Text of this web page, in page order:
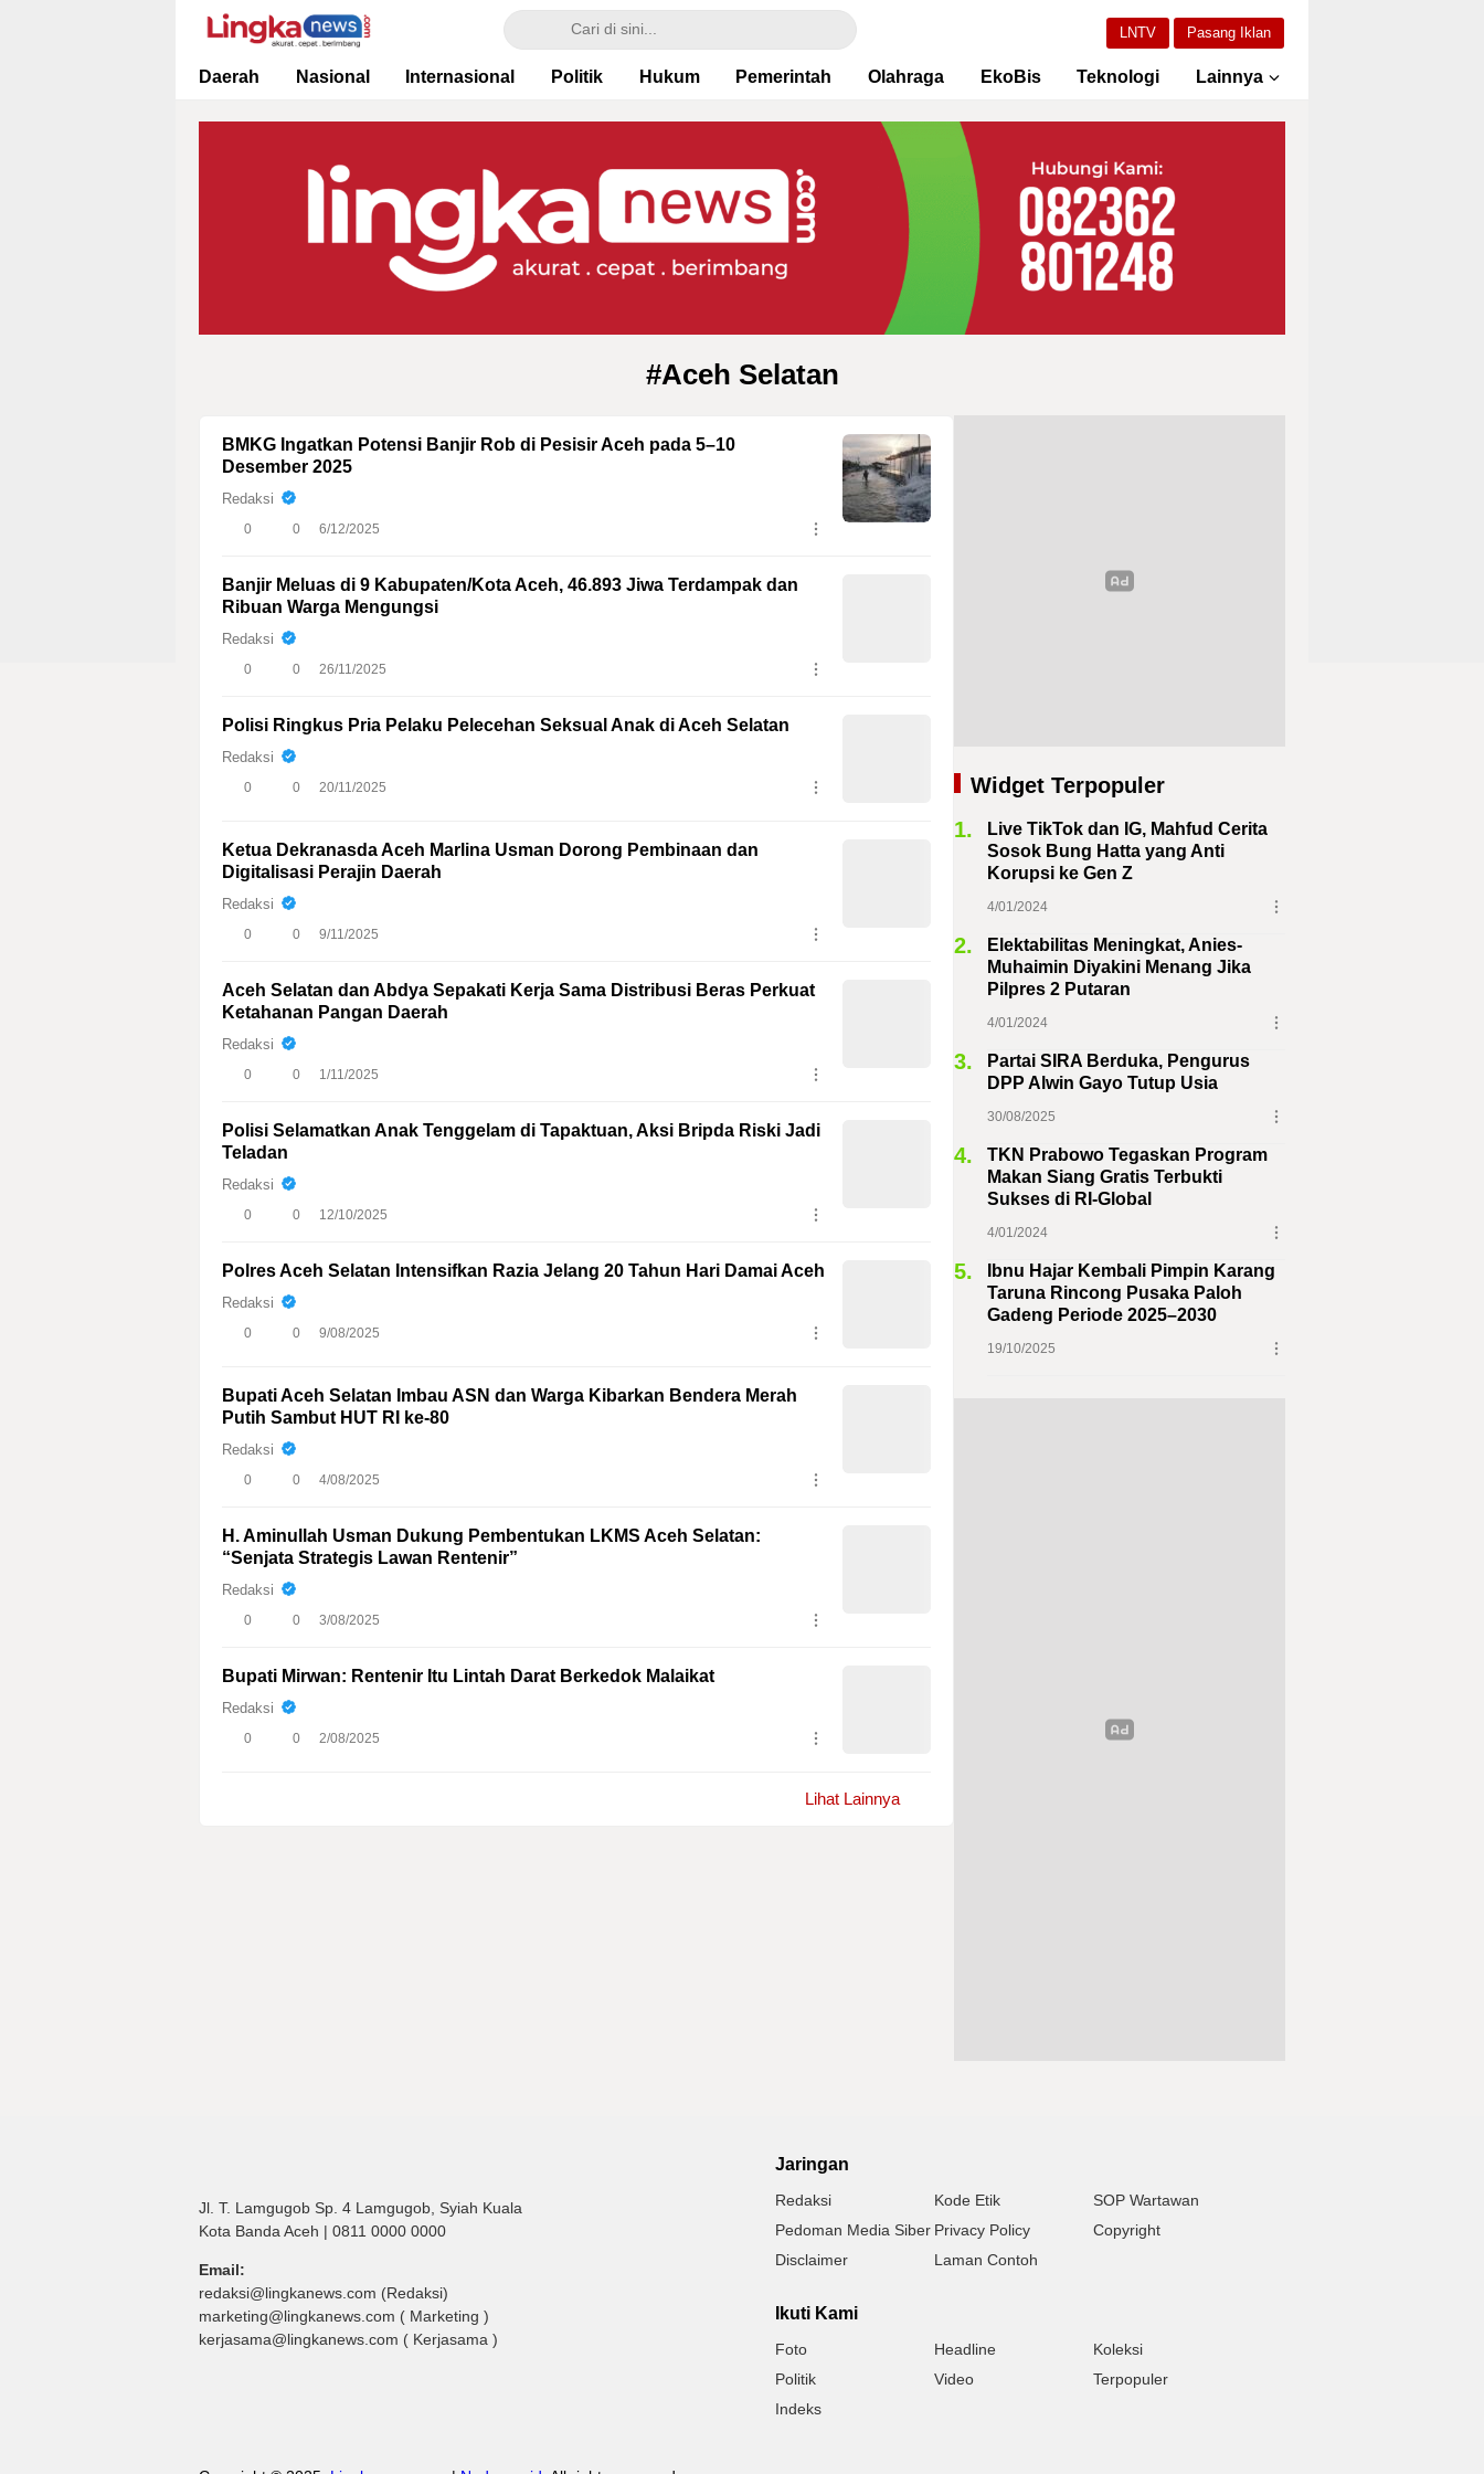
Lingkanews
Akurat. Cepat & Berimbang
LNTV Pasang Iklan
Daerah Nasional Internasional Politik Hukum Pemerintah Olahraga EkoBis Teknologi Lainnya
#Aceh Selatan
BMKG Ingatkan Potensi Banjir Rob di Pesisir Aceh pada 5–10
Desember 2025
Redaksi
0 0 6/12/2025
Banjir Meluas di 9 Kabupaten/Kota Aceh, 46.893 Jiwa Terdampak dan
Ribuan Warga Mengungsi
Redaksi
0 0 26/11/2025
Polisi Ringkus Pria Pelaku Pelecehan Seksual Anak di Aceh Selatan
Redaksi
0 0 20/11/2025
Ketua Dekranasda Aceh Marlina Usman Dorong Pembinaan dan
Digitalisasi Perajin Daerah
Redaksi
0 0 9/11/2025
Aceh Selatan dan Abdya Sepakati Kerja Sama Distribusi Beras Perkuat
Ketahanan Pangan Daerah
Redaksi
0 0 1/11/2025
Polisi Selamatkan Anak Tenggelam di Tapaktuan, Aksi Bripda Riski Jadi
Teladan
Redaksi
0 0 12/10/2025
Polres Aceh Selatan Intensifkan Razia Jelang 20 Tahun Hari Damai Aceh
Redaksi
0 0 9/08/2025
Bupati Aceh Selatan Imbau ASN dan Warga Kibarkan Bendera Merah
Putih Sambut HUT RI ke-80
Redaksi
0 0 4/08/2025
H. Aminullah Usman Dukung Pembentukan LKMS Aceh Selatan:
“Senjata Strategis Lawan Rentenir”
Redaksi
0 0 3/08/2025
Bupati Mirwan: Rentenir Itu Lintah Darat Berkedok Malaikat
Redaksi
0 0 2/08/2025
Lihat Lainnya
Widget Terpopuler
1.
Live TikTok dan IG, Mahfud Cerita
Sosok Bung Hatta yang Anti
Korupsi ke Gen Z
4/01/2024
2.
Elektabilitas Meningkat, Anies-
Muhaimin Diyakini Menang Jika
Pilpres 2 Putaran
4/01/2024
3.
Partai SIRA Berduka, Pengurus
DPP Alwin Gayo Tutup Usia
30/08/2025
4.
TKN Prabowo Tegaskan Program
Makan Siang Gratis Terbukti
Sukses di RI-Global
4/01/2024
5.
Ibnu Hajar Kembali Pimpin Karang
Taruna Rincong Pusaka Paloh
Gadeng Periode 2025–2030
19/10/2025
Jl. T. Lamgugob Sp. 4 Lamgugob, Syiah Kuala
Kota Banda Aceh | 0811 0000 0000
Email:
redaksi@lingkanews.com (Redaksi)
marketing@lingkanews.com ( Marketing )
kerjasama@lingkanews.com ( Kerjasama )
Jaringan
Redaksi Kode Etik
SOP Wartawan
Pedoman Media Siber Privacy Policy
Copyright
Disclaimer
Laman Contoh
Ikuti Kami
Foto Headline
Koleksi
Politik
Video
Terpopuler
Indeks